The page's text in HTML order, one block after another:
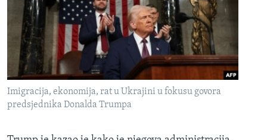
Imigracija, ekonomija, rat u Ukrajini u fokusu govora
predsjednika Donalda Trumpa